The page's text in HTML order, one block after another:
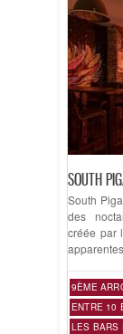
SOUTH
South
des
créée par
9ÈME
ENTRE 10
LES BARS